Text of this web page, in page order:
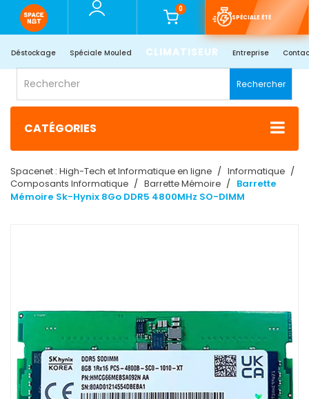
0
SPÉCIALE ÉTÉ
Déstockage Spéciale Mouled CLIMATISEUR Entreprise
Rechercher
CATÉGORIES
Spacenet : High-Tech et Informatique en ligne
Informatique
Composants Informatique
Barrette Mémoire
Barrette
Mémoire Sk-Hynix 8Go DDR5 4800MHz SO-DIMM